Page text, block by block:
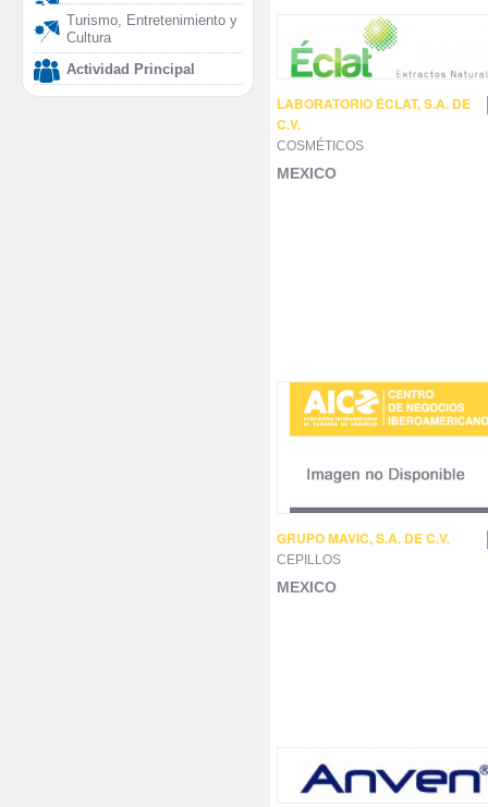
Turismo, Entretenimiento y
Cultura
Actividad Principal
LABORATORIO ÉCLAT, S.A. DE
C.V.
COSMÉTICOS
MEXICO
GRUPO MAVIC, S.A. DE C.V.
CEPILLOS
MEXICO